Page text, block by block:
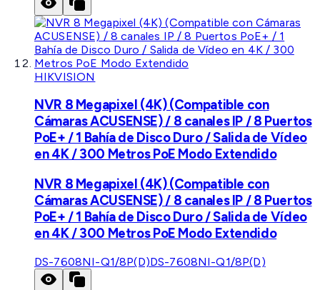
HIKVISION
NVR 8 Megapixel (4K) (Compatible con
Cámaras ACUSENSE) / 8 canales IP / 8 Puertos
PoE+ / 1 Bahía de Disco Duro / Salida de Vídeo
en 4K / 300 Metros PoE Modo Extendido
NVR 8 Megapixel (4K) (Compatible con
Cámaras ACUSENSE) / 8 canales IP / 8 Puertos
PoE+ / 1 Bahía de Disco Duro / Salida de Vídeo
en 4K / 300 Metros PoE Modo Extendido
DS-7608NI-Q1/8P(D)DS-7608NI-Q1/8P(D)